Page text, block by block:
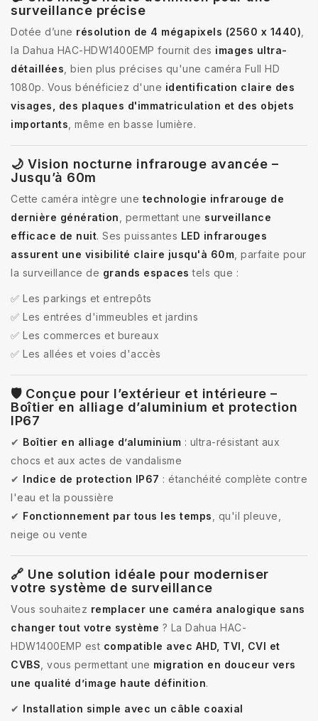
surveillance précise
Dotée d’une résolution de 4 mégapixels (2560 x 1440)
la Dahua HAC-HDW1400EMP fournit des images ultra-
détaillées , bien plus précises qu'une caméra Full HD
1080p. Vous bénéficiez d'une identification claire des
visages, des plaques d'immatriculation et des objets
importants , même en basse lumière.
🌙 Vision nocturne infrarouge avancée –
Jusqu’à 60m
Cette caméra intègre une technologie infrarouge de
dernière génération , permettant une surveillance
efficace de nuit. Ses puissantes LED infrarouges
assurent une visibilité claire jusqu'à 60m , parfaite pour
la surveillance de grands espaces tels que :
✅ Les parkings et entrepôts
✅ Les entrées d'immeubles et jardins
✅ Les commerces et bureaux
✅ Les allées et voies d'accès
🛡️ Conçue pour l’extérieur et intérieure –
Boîtier en alliage d’aluminium et protection
IP67
✔ Boîtier en alliage d’aluminium : ultra-résistant aux
chocs et aux actes de vandalisme
✔ Indice de protection IP67 : étanchéité complète contre
l'eau et la poussière
✔ Fonctionnement par tous les temps , qu'il pleuve,
neige ou vente
🔗 Une solution idéale pour moderniser
votre système de surveillance
Vous souhaitez remplacer une caméra analogique sans
changer tout votre système ? La Dahua HAC-
HDW1400EMP est compatible avec AHD, TVI, CVI et
CVBS , vous permettant une migration en douceur vers
une qualité d’image haute définition.
✔ Installation simple avec un câble coaxial